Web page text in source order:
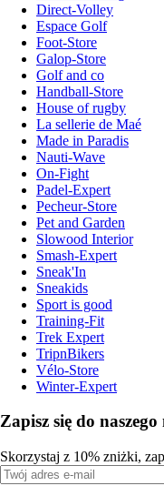
Direct-Volley
Espace Golf
Foot-Store
Galop-Store
Golf and co
Handball-Store
House of rugby
La sellerie de Maé
Made in Paradis
Nauti-Wave
On-Fight
Padel-Expert
Pecheur-Store
Pet and Garden
Slowood Interior
Smash-Expert
Sneak'In
Sneakids
Sport is good
Training-Fit
Trek Expert
TripnBikers
Vélo-Store
Winter-Expert
Zapisz się do naszego
Skorzystaj z 10% zniżki,